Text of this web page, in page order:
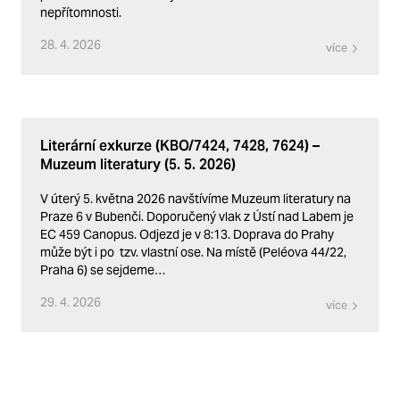
nepřítomnosti.
28. 4. 2026 více
Literární exkurze (KBO/7424, 7428, 7624) –
Muzeum literatury (5. 5. 2026)
V úterý 5. května 2026 navštívíme Muzeum literatury na
Praze 6 v Bubenči. Doporučený vlak z Ústí nad Labem je
EC 459 Canopus. Odjezd je v 8:13. Doprava do Prahy
může být i po tzv. vlastní ose. Na místě (Peléova 44/22,
Praha 6) se sejdeme…
29. 4. 2026 více